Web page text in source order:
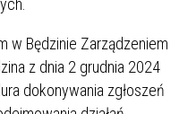
w Będzinie Zarządzeniem
z dnia 2 grudnia 2024
dokonywania zgłoszeń